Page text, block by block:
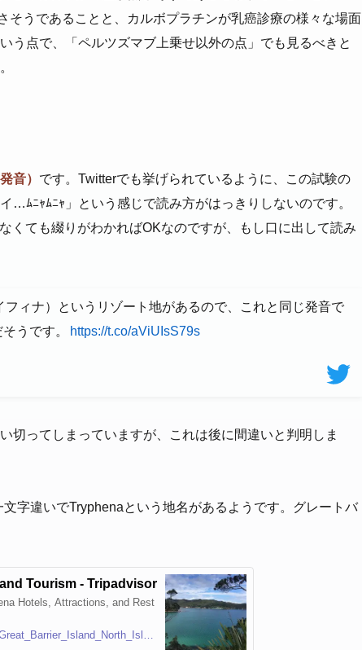
そうであることと、カルボプラチンが乳癌診療の様々な場面
う点で、「ペルツズマブ上乗せ以外の点」でも見るべきと
音） です。Twitterでも挙げられているように、この試験の
…ﾑﾆｬﾑﾆｬ」という感じで読み方がはっきりしないのです。
くても綴りがわかればOKなのですが、もし口に出して読み
ィナ）というリゾート地があるので、これと同じ発音で
うです。
https://t.co/aViUIsS79s
切ってしまっていますが、これは後に間違いと判明しま
字違いでTryphenaという地名があるようです。グレートバ
Tourism - Tripadvisor
Hotels, Attractions, and Rest
https://www.tripadvisor.com/Tourism-g798810-Tryphena_Great_Barrier_Island_North_Island-Vacations.html